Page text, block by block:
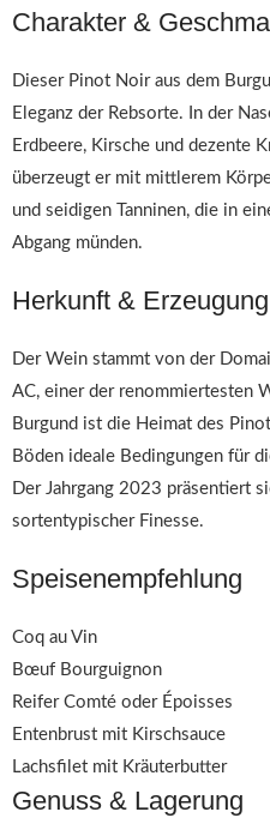
Charakter &
Dieser Pinot Noir aus dem
Eleganz der Rebsorte. In der
Erdbeere, Kirsche und dezente
überzeugt er mit mittlerem
und seidigen Tanninen, die in
Abgang münden.
Herkunft & Erzeugung
Der Wein stammt von der
AC, einer der renommiertesten
Burgund ist die Heimat des
Böden ideale Bedingungen für
Der Jahrgang 2023 präsentiert
sortentypischer Finesse.
Speisenempfehlung
Coq au Vin
Bœuf Bourguignon
Reifer Comté oder Époisses
Entenbrust mit Kirschsauce
Lachsfilet mit Kräuterbutter
Genuss & Lagerung